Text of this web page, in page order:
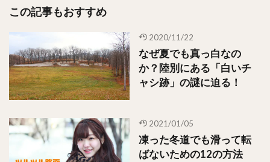
この記事もおすすめ
2020/11/22
なぜ夏でも真っ白なの
か？陸別にある「白いチ
ャシ跡」の謎に迫る！
2021/01/05
凍った冬道でも滑って転
ばないための12の方法